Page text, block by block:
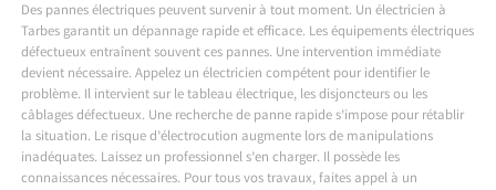
Des pannes électriques peuvent survenir à tout moment. Unélectricien à
Tarbesgarantit un dépannage rapide et efficace. Les équipements électriques
défectueux entraînent souvent ces pannes. Une intervention immédiate
devient nécessaire. Appelez un électricien compétent pour identifier le
problème. Il intervient sur le tableau électrique, les disjoncteurs ou les
câblages défectueux. Une recherche de panne rapide s’impose pour rétablir
la situation. Le risque d’électrocution augmente lors de manipulations
inadéquates. Laissez un professionnel s’en charger. Il possède les
connaissances nécessaires. Pour tous vos travaux, faites appel à un